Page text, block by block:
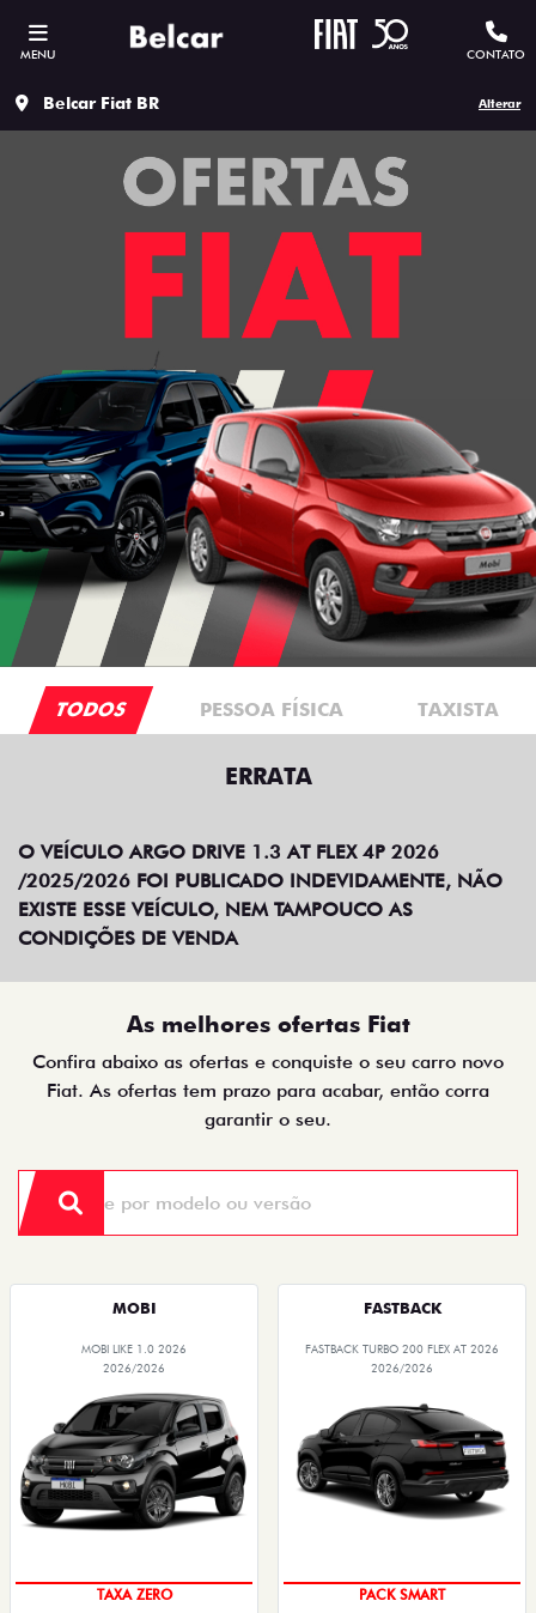
MENU CONTATO
Belcar Fiat BR Alterar
TODOS PESSOA FÍSICA TAXISTA
ERRATA
O VEÍCULO ARGO DRIVE 1.3 AT FLEX 4P 2026
/2025/2026 FOI PUBLICADO INDEVIDAMENTE, NÃO
EXISTE ESSE VEÍCULO, NEM TAMPOUCO AS
CONDIÇÕES DE VENDA
As melhores ofertas Fiat
Confira abaixo as ofertas e conquiste o seu carro novo
Fiat. As ofertas tem prazo para acabar, então corra
garantir o seu.
MOBI
MOBI LIKE 1.0 2026
2026/2026
TAXA ZERO
FASTBACK
FASTBACK TURBO 200 FLEX AT 2026
2026/2026
PACK SMART